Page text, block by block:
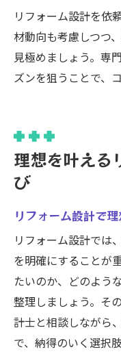
リフォーム設計を依
材動向も考慮しつつ
見極めましょう。専
ズンを狙うことで、
理想を叶える
び
リフォーム設計で
リフォーム設計では
を明確にすることが
たいのか、どのよう
整理しましょう。そ
計士と相談しながら
で、納得のいく選択